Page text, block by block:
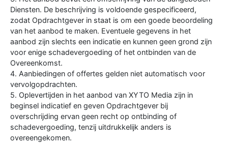
Diensten. De beschrijving is voldoende gespecificeerd,
zodat Opdrachtgever in staat is om een goede beoordeling
van het aanbod te maken. Eventuele gegevens in het
aanbod zijn slechts een indicatie en kunnen geen grond zijn
voor enige schadevergoeding of het ontbinden van de
Overeenkomst.
4. Aanbiedingen of offertes gelden niet automatisch voor
vervolgopdrachten.
5. Oplevertijden in het aanbod van XYTO Media zijn in
beginsel indicatief en geven Opdrachtgever bij
overschrijding ervan geen recht op ontbinding of
schadevergoeding, tenzij uitdrukkelijk anders is
overeengekomen.